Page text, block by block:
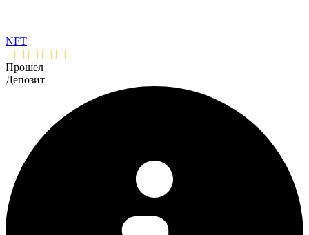
NFT
Прошел
Депозит